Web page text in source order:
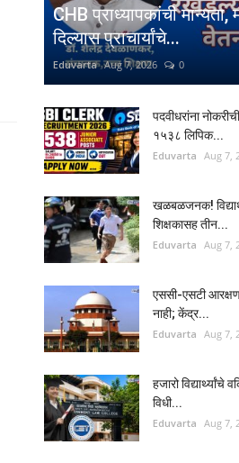
CHB प्राध्यापकांची
दिल्यास प्राचार्यांचे...
Eduvarta Aug 7, 2026 0
पदवीधरांना
१५३८ लिपिक...
Eduvarta Aug 7,
खळबळजनक!
शिक्षकासह तीन...
Eduvarta Aug 7,
एससी-एसटी
नाही; केंद्र...
Eduvarta Aug 7,
हजारो विद्यार्थ्यांचे
विधी...
Eduvarta Aug 7,